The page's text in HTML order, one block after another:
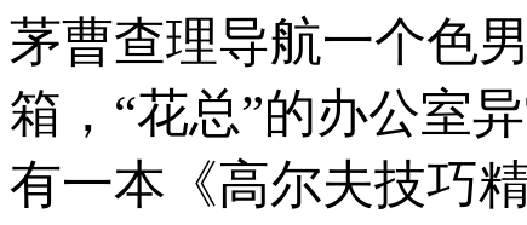
茅曹查理导航一个
箱，“花总”的办公室
有一本《高尔夫技巧